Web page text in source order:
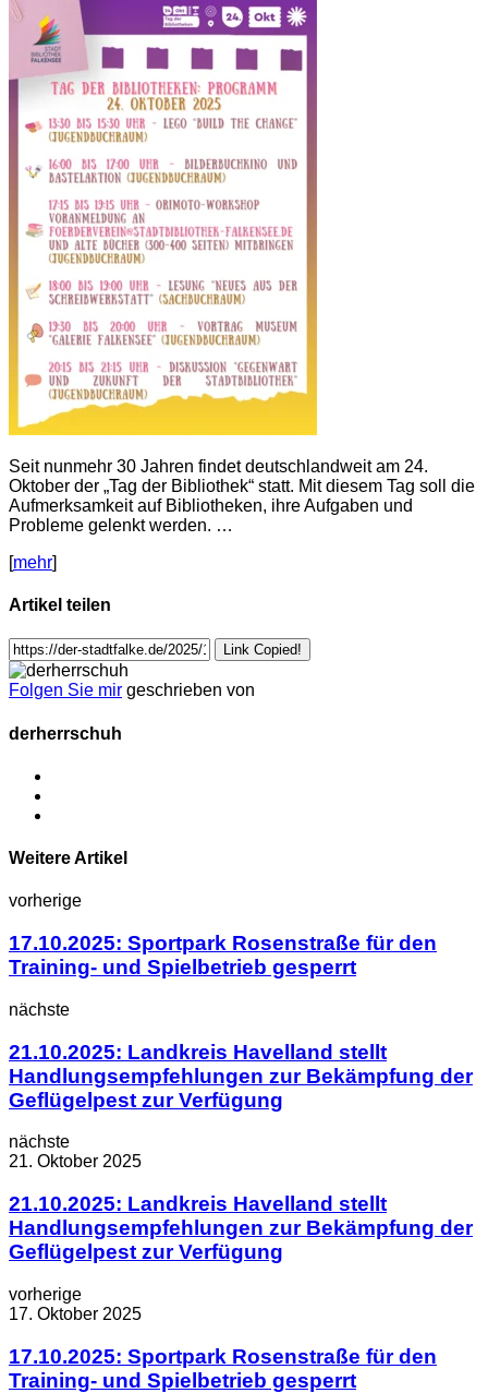
Seit nunmehr 30 Jahren findet deutschlandweit am 24.
Oktober der „Tag der Bibliothek“ statt. Mit diesem Tag soll die
Aufmerksamkeit auf Bibliotheken, ihre Aufgaben und
Probleme gelenkt werden. …
[mehr]
Artikel teilen
Link Copied!
Folgen Sie mir geschrieben von
derherrschuh
Weitere Artikel
vorherige
17.10.2025: Sportpark Rosenstraße für den
Training- und Spielbetrieb gesperrt
nächste
21.10.2025: Landkreis Havelland stellt
Handlungsempfehlungen zur Bekämpfung der
Geflügelpest zur Verfügung
nächste
21. Oktober 2025
21.10.2025: Landkreis Havelland stellt
Handlungsempfehlungen zur Bekämpfung der
Geflügelpest zur Verfügung
vorherige
17. Oktober 2025
17.10.2025: Sportpark Rosenstraße für den
Training- und Spielbetrieb gesperrt